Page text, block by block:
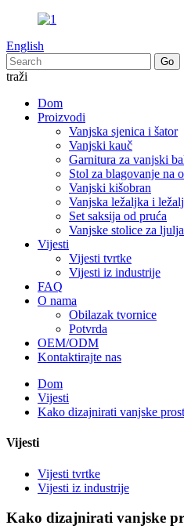
English
traži
Dom
Proizvodi
Vanjska sjenica i šator
Vanjski kauč
Garnitura za vanjski
Stol za blagovanje na
Vanjski kišobran
Vanjska ležaljka i
Set saksija od pruća
Vanjske stolice za
Vijesti
Vijesti tvrtke
Vijesti iz industrije
FAQ
O nama
Obilazak tvornice
Potvrda
OEM/ODM
Kontaktirajte nas
Dom
Vijesti
Kako dizajnirati vanjske
Vijesti
Vijesti tvrtke
Vijesti iz industrije
Kako dizajnirati vanjske